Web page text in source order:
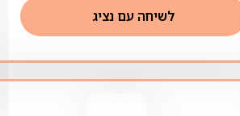
לשיחה עם נציג